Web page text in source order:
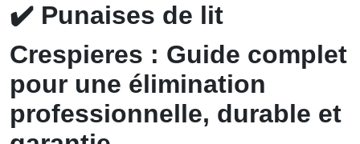
✔️ Punaises de lit
Crespieres : Guide complet
pour une élimination
professionnelle, durable et